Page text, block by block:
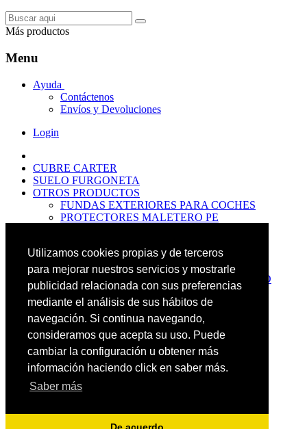
Utilizamos cookies propias y de terceros
para mejorar nuestros servicios y mostrarle
publicidad relacionada con sus preferencias
mediante el análisis de sus hábitos de
navegación. Si continua navegando,
consideramos que acepta su uso. Puede
cambiar la configuración u obtener más
información haciendo click en saber más.
Saber más
Más productos
Menu
Ayuda
Contáctenos
Envíos y Devoluciones
Login
CUBRE CARTER
SUELO FURGONETA
OTROS PRODUCTOS
FUNDAS EXTERIORES PARA COCHES
PROTECTORES MALETERO PE
PREMIUM
PROTECTORES MALETERO PE
PROTECTORES DE MALETERO CAUCHO
BASIC
ALFOMBRILLAS GOMA PREMIUM
ALFOMBRILLAS GOMA BASIC
OFERTAS
NOVEDADES
CONTACTO
Carrito 0